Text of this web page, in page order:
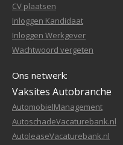
CV plaatsen
Inloggen Kandidaat
Inloggen Werkgever
Wachtwoord vergeten
Ons netwerk:
Vaksites Autobranche
AutomobielManagement
AutoschadeVacaturebank.nl
AutoleaseVacaturebank.nl